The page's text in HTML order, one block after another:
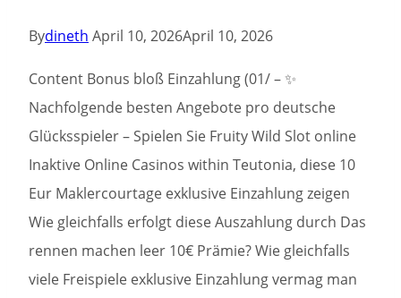
Bydineth April 10, 2026April 10, 2026
Content Bonus bloß Einzahlung (01/ – ✨
Nachfolgende besten Angebote pro deutsche
Glücksspieler – Spielen Sie Fruity Wild Slot online
Inaktive Online Casinos within Teutonia, diese 10
Eur Maklercourtage exklusive Einzahlung zeigen
Wie gleichfalls erfolgt diese Auszahlung durch Das
rennen machen leer 10€ Prämie? Wie gleichfalls
viele Freispiele exklusive Einzahlung vermag man